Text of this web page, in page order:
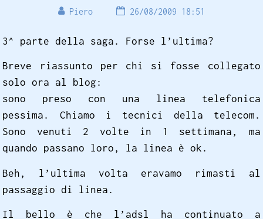
Piero 26/08/2009 18:51
3^ parte della saga. Forse l’ultima?
Breve riassunto per chi si fosse collegato
solo ora al blog:
sono preso con una linea telefonica
pessima. Chiamo i tecnici della telecom.
Sono venuti 2 volte in 1 settimana, ma
quando passano loro, la linea è ok.
Beh, l’ultima volta eravamo rimasti al
passaggio di linea.
Il bello è che l’adsl ha continuato a